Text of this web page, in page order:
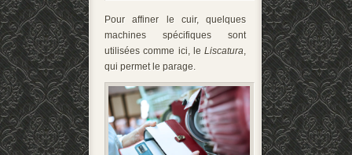
Pour affiner le cuir, quelques
machines spécifiques sont
utilisées comme ici, le Liscatura,
qui permet le parage.